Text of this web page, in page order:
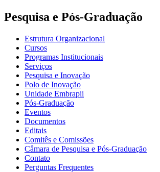
Pesquisa e Pós-Graduação
Estrutura Organizacional
Cursos
Programas Institucionais
Serviços
Pesquisa e Inovação
Polo de Inovação
Unidade Embrapii
Pós-Graduação
Eventos
Documentos
Editais
Comitês e Comissões
Câmara de Pesquisa e Pós-Graduação
Contato
Perguntas Frequentes